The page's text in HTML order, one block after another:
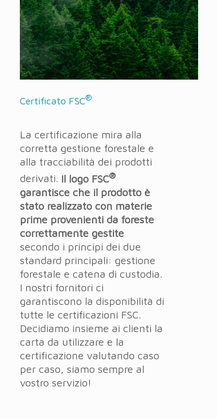
Certificato FSC®
La certificazione mira alla
corretta gestione forestale e
alla tracciabilità dei prodotti
derivati. Il logo FSC®
garantisce che il prodotto è
stato realizzato con materie
prime provenienti da foreste
correttamente gestite
secondo i principi dei due
standard principali: gestione
forestale e catena di custodia.
I nostri fornitori ci
garantiscono la disponibilità di
tutte le certificazioni FSC.
Decidiamo insieme ai clienti la
carta da utilizzare e la
certificazione valutando caso
per caso, siamo sempre al
vostro servizio!